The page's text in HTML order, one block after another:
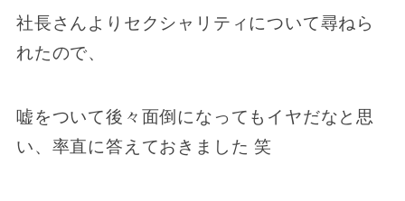
社長さんよりセクシャリティについて尋ねら
れたので、
嘘をついて後々面倒になってもイヤだなと思
い、率直に答えておきました 笑